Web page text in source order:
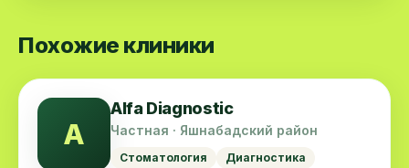
Похожие клиники
A
Alfa Diagnostic
Частная · Яшнабадский район
Стоматология Диагностика